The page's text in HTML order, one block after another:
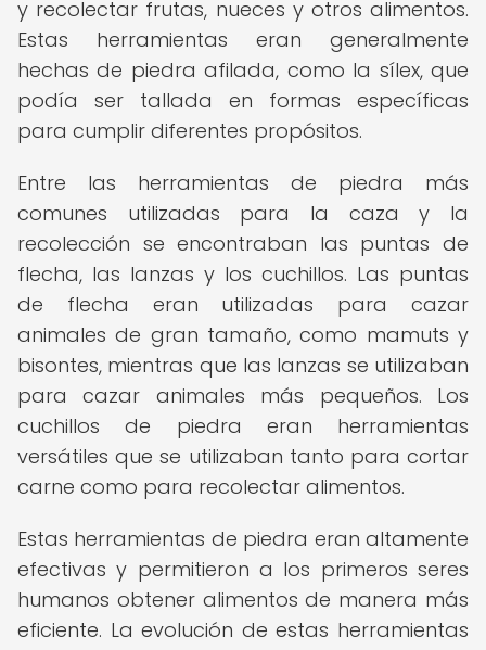
y recolectar frutas, nueces y otros alimentos.
Estas herramientas eran generalmente
hechas de piedra afilada, como la sílex, que
podía ser tallada en formas específicas
para cumplir diferentes propósitos.
Entre las herramientas de piedra más
comunes utilizadas para la caza y la
recolección se encontraban las puntas de
flecha, las lanzas y los cuchillos. Las puntas
de flecha eran utilizadas para cazar
animales de gran tamaño, como mamuts y
bisontes, mientras que las lanzas se utilizaban
para cazar animales más pequeños. Los
cuchillos de piedra eran herramientas
versátiles que se utilizaban tanto para cortar
carne como para recolectar alimentos.
Estas herramientas de piedra eran altamente
efectivas y permitieron a los primeros seres
humanos obtener alimentos de manera más
eficiente. La evolución de estas herramientas